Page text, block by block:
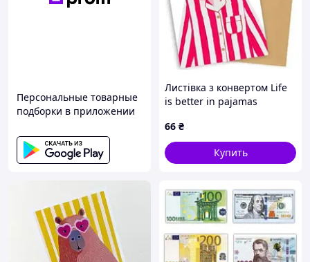
Персональные товарные
подборки в приложении
Листівка з конвертом Life
is better in pajamas
66 ₴
Купить